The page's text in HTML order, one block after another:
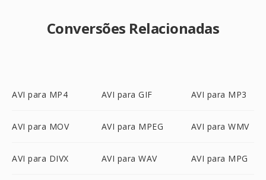
Conversões Relacionadas
AVI para MP4 AVI para GIF AVI para MP3
AVI para MOV AVI para MPEG AVI para WMV
AVI para DIVX AVI para WAV AVI para MPG